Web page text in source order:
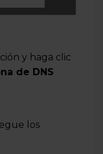
y haga clic
de DNS
los